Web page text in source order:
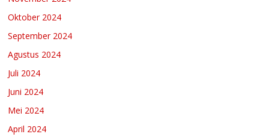
Oktober 2024
September 2024
Agustus 2024
Juli 2024
Juni 2024
Mei 2024
April 2024